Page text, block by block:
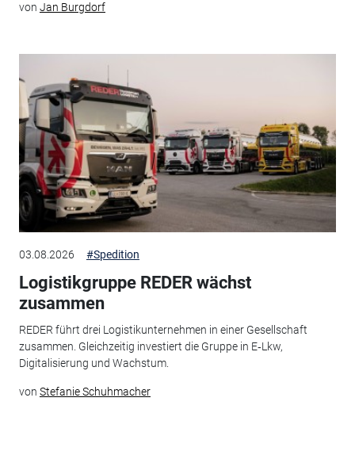
von Jan Burgdorf
03.08.2026 #Spedition
Logistikgruppe REDER wächst
zusammen
REDER führt drei Logistikunternehmen in einer Gesellschaft
zusammen. Gleichzeitig investiert die Gruppe in E‑Lkw,
Digitalisierung und Wachstum.
von Stefanie Schuhmacher